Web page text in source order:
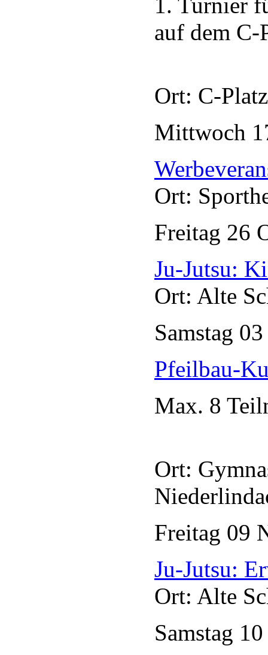
auf dem C-
Ort: C-
Mittwoch
Ort:
Freitag 26
Ju-Jutsu:
Ort: Alte
Samstag
Pfeilbau-
Max. 8
Ort:
Freitag 09
Ju-Jutsu:
Ort: Alte
Samstag